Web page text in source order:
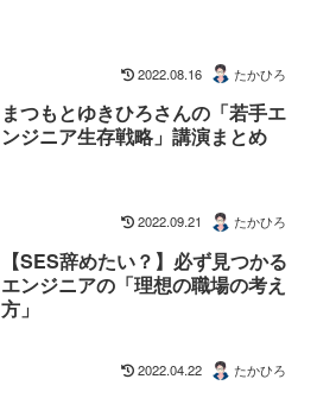
2022.08.16 たかひろ
まつもとゆきひろさんの「若手エ
ンジニア生存戦略」講演まとめ
2022.09.21 たかひろ
【SES辞めたい？】必ず見つかる
エンジニアの「理想の職場の考え
方」
2022.04.22 たかひろ